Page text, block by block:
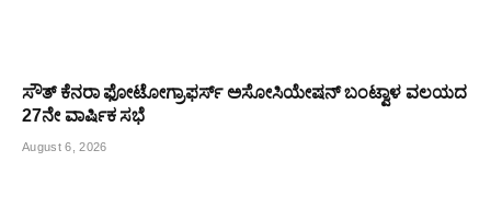
ಸೌತ್ ಕೆನರಾ ಫೋಟೋಗ್ರಾಫರ್ಸ್ ಅಸೋಸಿಯೇಷನ್ ಬಂಟ್ವಾಳ ವಲಯದ
27ನೇ ವಾರ್ಷಿಕ ಸಭೆ
August 6, 2026